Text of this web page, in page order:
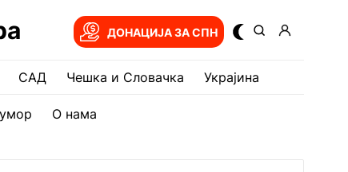
ДОНАЦИЈА ЗА СПН
САД Чешка и Словачка Украјина
О нама